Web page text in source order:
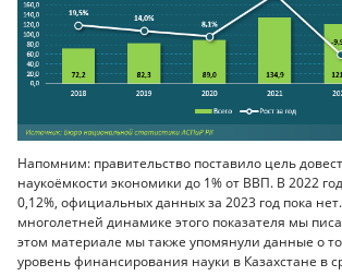
Напомним: правительство поставило цель
наукоёмкости экономики до 1% от ВВП. В 2022
0,12%, официальных данных за 2023 год пока
многолетней динамике этого показателя мы
этом материале мы также упомянули данные о
уровень финансирования науки в Казахстане в